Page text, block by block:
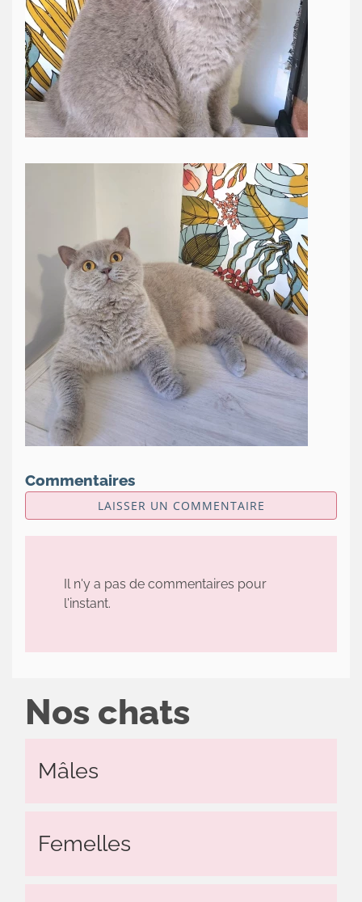
Commentaires
LAISSER UN COMMENTAIRE
Il n'y a pas de commentaires pour
l'instant.
Nos chats
Mâles
Femelles